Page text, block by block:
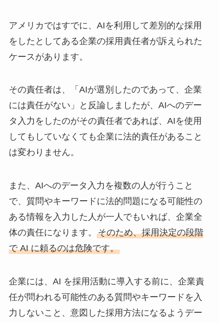
アメリカではすでに、AIを利用して差別的な採用
をしたとしてある企業の採用責任者が訴えられた
ケースがあります。
その責任者は、「AIが選別したのであって、企業
には責任がない」と反論しましたが、AIへのデー
タ入力をしたのがその責任者であれば、AIを使用
してもしていなくても企業に法的責任があること
は変わりません。
また、AIへのデータ入力を複数の人が行うこと
で、質問やキーワードに法的問題になる可能性の
ある情報を入力した人が一人でもいれば、企業全
体の責任になります。 そのため、採用決定の段階
で AI に頼るのは危険です。
企業には、AI を採用活動に導入する前に、企業責
任が問われる可能性のある質問やキーワードを入
力しないこと、意図した採用方法になるようデー